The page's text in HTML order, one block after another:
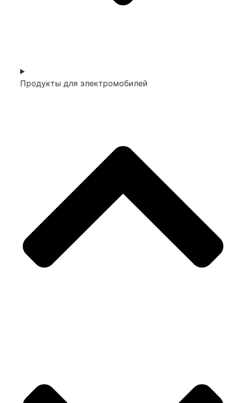
Продукты для электромобилей